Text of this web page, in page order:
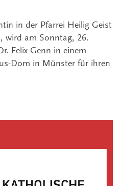
in der Pfarrei Heilig Geist
wird am Sonntag, 26.
Felix Genn in einem
Dom in Münster für ihren